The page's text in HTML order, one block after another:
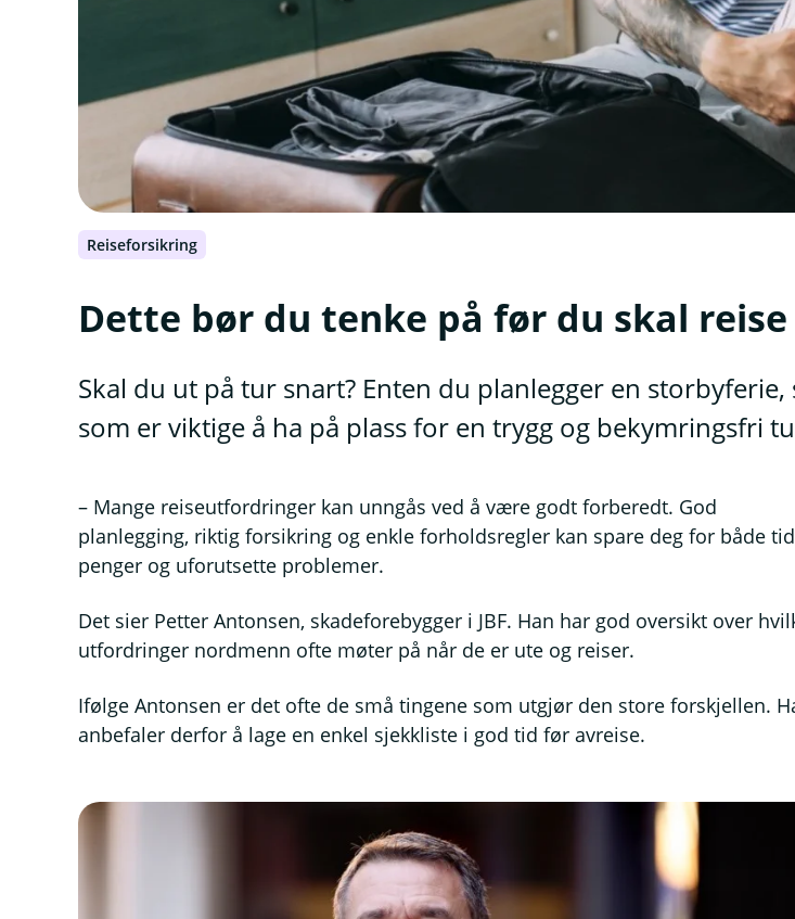
Reiseforsikring
Dette bør du tenke på før du skal reise
Skal du ut på tur snart? Enten du planlegger en
som er viktige å ha på plass for en trygg og bekymringsfri
– Mange reiseutfordringer kan unngås ved å være godt forberedt. God
planlegging, riktig forsikring og enkle forholdsregler kan spare deg for både
penger og uforutsette problemer.
Det sier Petter Antonsen, skadeforebygger i JBF. Han har god oversikt over
utfordringer nordmenn ofte møter på når de er ute og reiser.
Ifølge Antonsen er det ofte de små tingene som utgjør den store forskjellen.
anbefaler derfor å lage en enkel sjekkliste i god tid før avreise.